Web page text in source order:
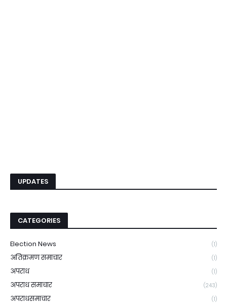
UPDATES
CATEGORIES
Election News (1)
अतिक्रमण समाचार (1)
अपराध (1)
अपराध समाचार (243)
अपराधसमाचार (1)